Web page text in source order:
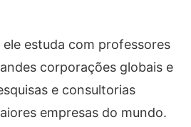
estuda com professores
corporações globais e
e consultorias
empresas do mundo.